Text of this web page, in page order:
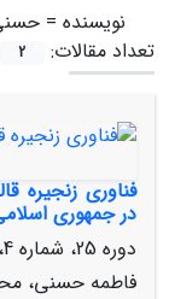
نویسنده =
تعداد مقالات:
2
فناوری زنجیره
در جمهوری
دوره 25، شماره 4، زمستان 1401، صفحه
فاطمه حسنی،